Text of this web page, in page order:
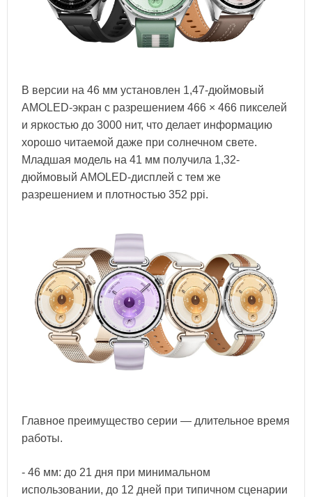
В версии на 46 мм установлен 1,47-дюймовый
AMOLED-экран с разрешением 466 × 466 пикселей
и яркостью до 3000 нит, что делает информацию
хорошо читаемой даже при солнечном свете.
Младшая модель на 41 мм получила 1,32-
дюймовый AMOLED-дисплей с тем же
разрешением и плотностью 352 ppi.
Главное преимущество серии — длительное время
работы.
- 46 мм: до 21 дня при минимальном
использовании, до 12 дней при типичном сценарии